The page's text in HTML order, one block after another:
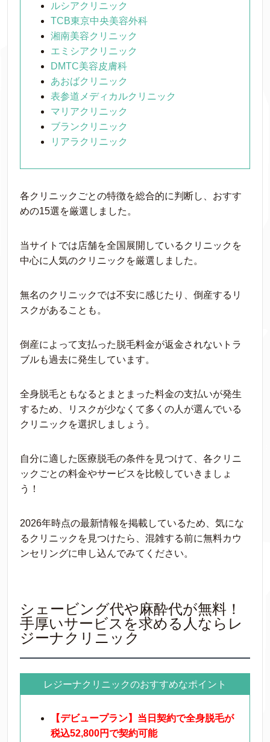
ルシアクリニック
TCB東京中央美容外科
湘南美容クリニック
エミシアクリニック
DMTC美容皮膚科
あおばクリニック
表参道メディカルクリニック
マリアクリニック
ブランクリニック
リアラクリニック
各クリニックごとの特徴を総合的に判断し、おすす
めの15選を厳選しました。
当サイトでは店舗を全国展開しているクリニックを
中心に人気のクリニックを厳選しました。
無名のクリニックでは不安に感じたり、倒産するリ
スクがあることも。
倒産によって支払った脱毛料金が返金されないトラ
ブルも過去に発生しています。
全身脱毛ともなるとまとまった料金の支払いが発生
するため、リスクが少なくて多くの人が選んでいる
クリニックを選択しましょう。
自分に適した医療脱毛の条件を見つけて、各クリニ
ックごとの料金やサービスを比較していきましょ
う！
2026年時点の最新情報を掲載しているため、気にな
るクリニックを見つけたら、混雑する前に無料カウ
ンセリングに申し込んでみてください。
シェービング代や麻酔代が無料！
手厚いサービスを求める人ならレ
ジーナクリニック
レジーナクリニックのおすすめなポイント
【デビュープラン】当日契約で全身脱毛が
税込52,800円で契約可能